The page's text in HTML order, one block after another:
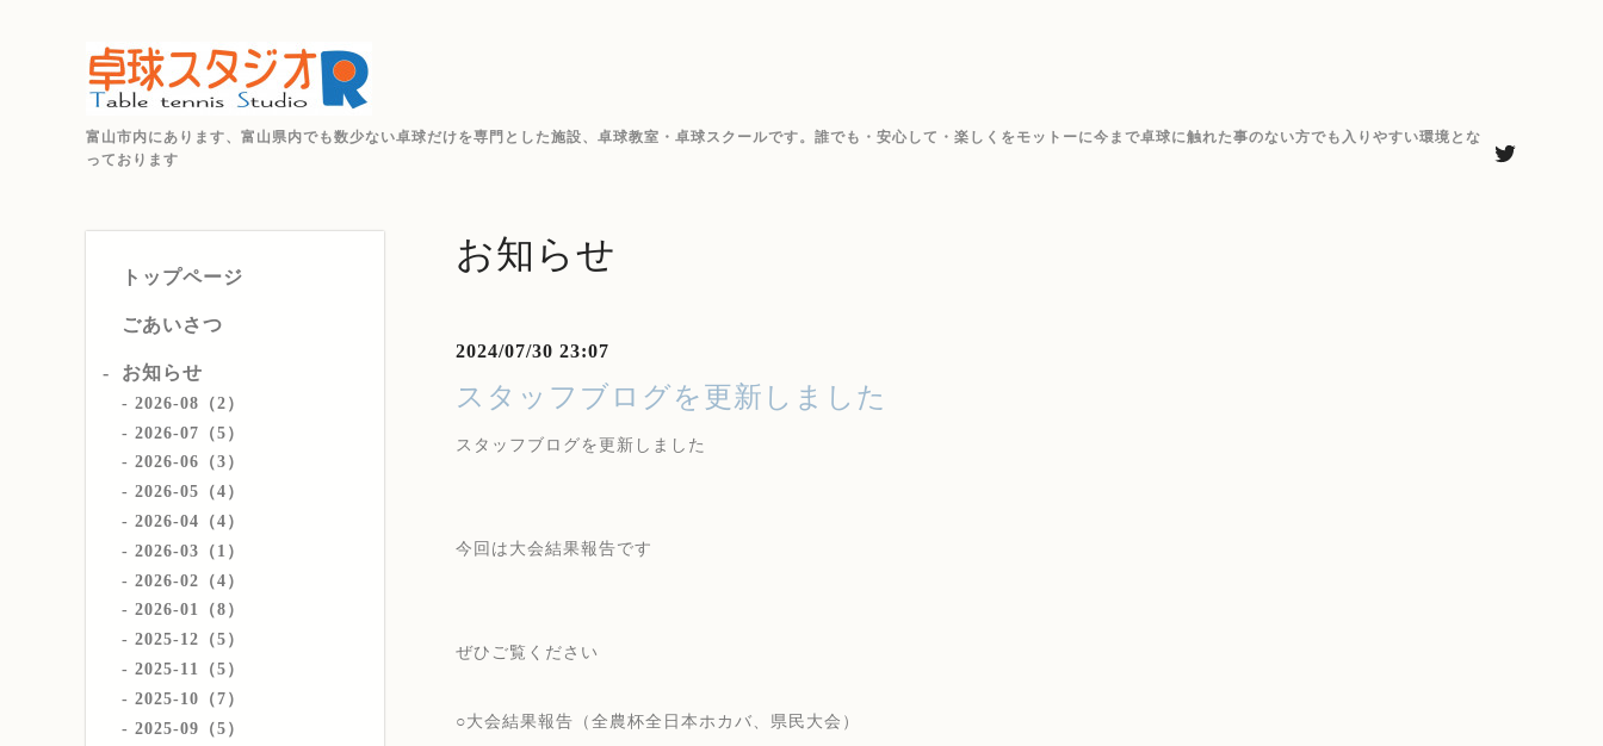
富山市内にあります、富山県内でも数少ない卓球だけを専門とした施設、卓球教室・卓球スクールです。誰でも・安心して・楽しくをモットーに今まで卓球に触れた事のない方でも入りやすい環境とな
っております
トップページ
ごあいさつ
お知らせ
2026-08（2）
2026-07（5）
2026-06（3）
2026-05（4）
2026-04（4）
2026-03（1）
2026-02（4）
2026-01（8）
2025-12（5）
2025-11（5）
2025-10（7）
2025-09（5）
お知らせ
2024/07/30 23:07
スタッフブログを更新しました
スタッフブログを更新しました
今回は大会結果報告です
ぜひご覧ください
○大会結果報告（全農杯全日本ホカバ、県民大会）